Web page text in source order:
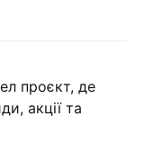
проєкт, де
акції та